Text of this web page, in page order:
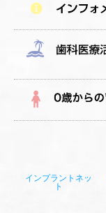
インプラントネッ
ト